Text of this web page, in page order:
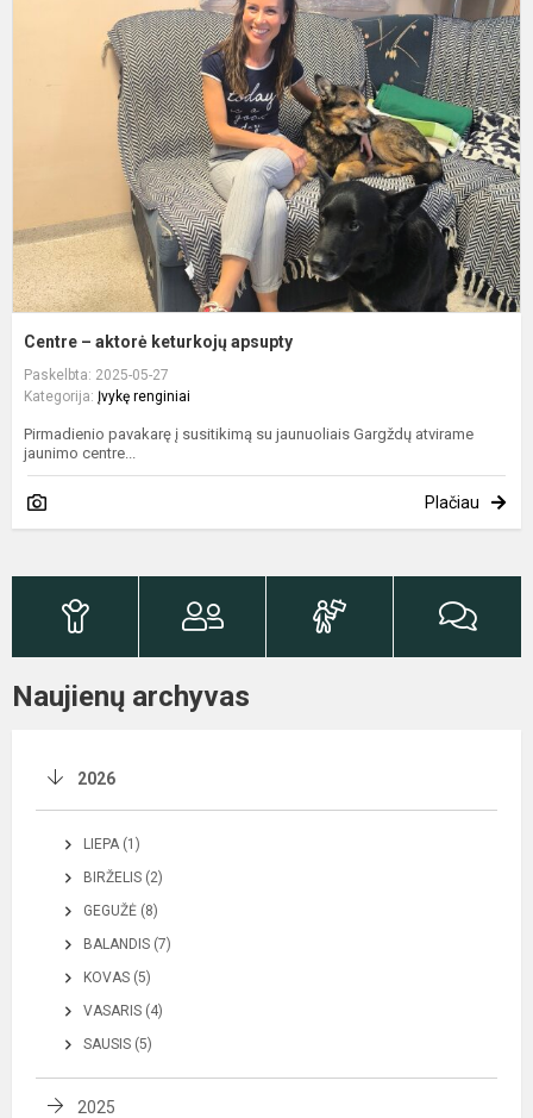
Centre – aktorė keturkojų apsupty
Paskelbta: 2025-05-27
Kategorija: Įvykę renginiai
Pirmadienio pavakarę į susitikimą su jaunuoliais Gargždų atvirame
jaunimo centre...
Plačiau
Naujienų archyvas
2026
LIEPA (1)
BIRŽELIS (2)
GEGUŽĖ (8)
BALANDIS (7)
KOVAS (5)
VASARIS (4)
SAUSIS (5)
2025